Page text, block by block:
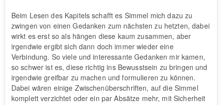
Beim Lesen des Kapitels schafft es Simmel mich dazu zu
zwingen von einen Gedanken zum nächsten zu hetzten, dabei
wirkt es erst so als hängen diese kaum zusammen, aber
irgendwie ergibt sich dann doch immer wieder eine
Verbindung. So viele und interessante Gedanken mir kamen,
so schwer ist es, diese richtig ins Bewusstsein zu bringen und
irgendwie greifbar zu machen und formulieren zu können.
Dabei wären einige Zwischenüberschriften, auf die Simmel
komplett verzichtet oder ein par Absätze mehr, mit Sicherheit